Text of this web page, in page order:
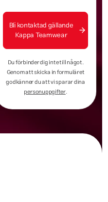
Du förbinder dig inte till något.
Genom att skicka in formuläret
godkänner du att vi sparar dina
personuppgifter.
Bli kontaktad gällande
Kappa Teamwear